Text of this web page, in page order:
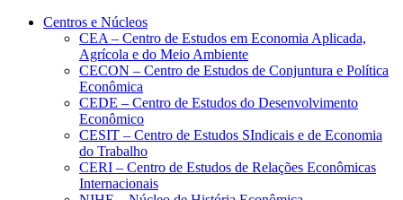
Conteúdo principal Menu principal
Centros e Núcleos
CEA – Centro de Estudos em Economia Aplicada,
Agrícola e do Meio Ambiente
CECON – Centro de Estudos de Conjuntura e Política
Econômica
CEDE – Centro de Estudos do Desenvolvimento
Econômico
CESIT – Centro de Estudos SIndicais e de Economia
do Trabalho
CERI – Centro de Estudos de Relações Econômicas
Internacionais